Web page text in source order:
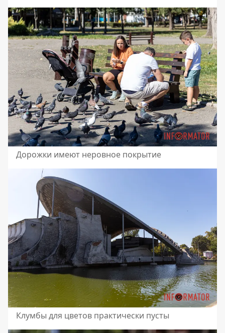
Дорожки имеют неровное покрытие
Клумбы для цветов практически пусты